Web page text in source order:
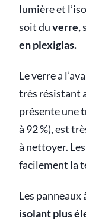
lumière et
soit duverre,
en plexiglas.
Le verre a
très résistant
présente une
à 92 %), est
à nettoyer.
facilement la
Les panneaux
isolant plus